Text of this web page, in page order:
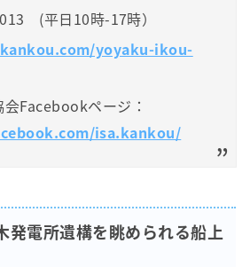
(平日10時-17時）
yoyaku-ikou-
Facebookページ：
isa.kankou/
発電所遺構を眺められる船上